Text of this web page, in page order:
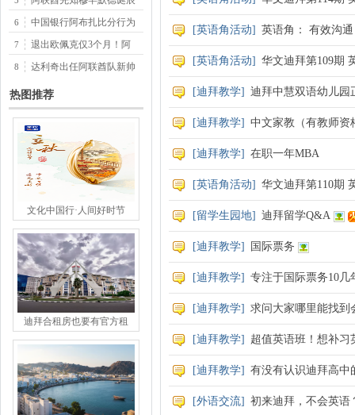
[英语角活动] 英语角： 有效沟通
[英语角活动] 华文迪拜第109期
[迪拜教学] 迪拜中慧双语幼儿园
[迪拜教学] 中文家教（有教师资
[迪拜教学] 在职一年MBA
[英语角活动] 华文迪拜第110期
[留学生园地] 迪拜留学Q&A
[迪拜教学] 国际票务
[迪拜教学] 专注于国际票务10
[迪拜教学] 求问大家哪里能找到
[迪拜教学] 超值英语班！想补习
[迪拜教学] 有没有认识迪拜高中
[外语交流] 初来迪拜，不会英语
6 中国银行阿布扎比分行为
7 退出欧佩克仅3个月！阿
8 达利奇出任阿联酋队新帅
热图推荐
文化中国行·人间好时节
迪拜合租房也要有官方租